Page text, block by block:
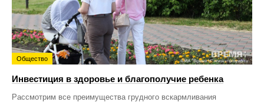
Общество
Инвестиция в здоровье и благополучие ребенка
Рассмотрим все преимущества грудного вскармливания